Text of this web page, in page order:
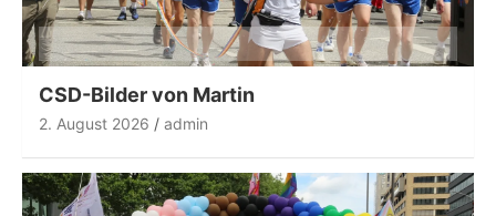
CSD-Bilder von Martin
2. August 2026 admin